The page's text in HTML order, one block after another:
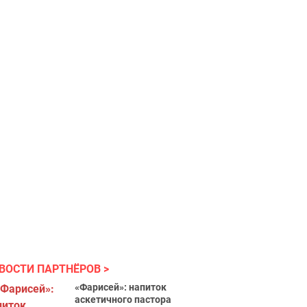
ПАРТНЁРОВ
«Фарисей»: напиток
аскетичного пастора